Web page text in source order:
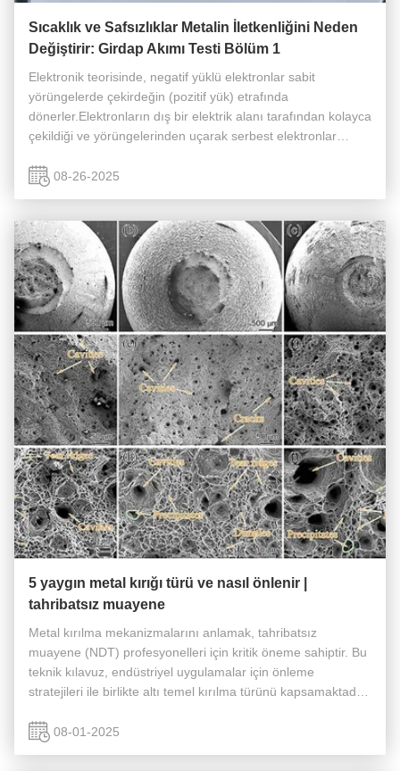
Sıcaklık ve Safsızlıklar Metalin İletkenliğini Neden
Değiştirir: Girdap Akımı Testi Bölüm 1
Elektronik teorisinde, negatif yüklü elektronlar sabit
yörüngelerde çekirdeğin (pozitif yük) etrafında
dönerler.Elektronların dış bir elektrik alanı tarafından kolayca
çekildiği ve yörüngelerinden uçarak serbest elektronlar
iletebilir çünk...
08-26-2025
5 yaygın metal kırığı türü ve nasıl önlenir |
tahribatsız muayene
Metal kırılma mekanizmalarını anlamak, tahribatsız
muayene (NDT) profesyonelleri için kritik öneme sahiptir. Bu
teknik kılavuz, endüstriyel uygulamalar için önleme
stratejileri ile birlikte altı temel kırılma türünü kapsamaktadır.
kırılması, ...
08-01-2025